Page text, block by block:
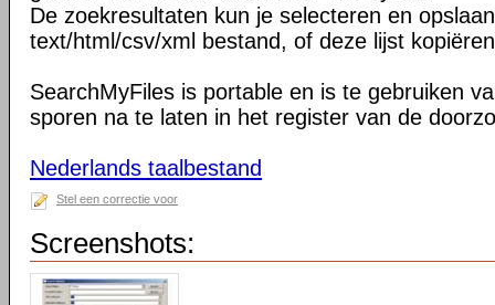
De zoekresultaten kun je selecteren en
text/html/csv/xml bestand, of deze lijst
SearchMyFiles is portable en is te gebruiken
sporen na te laten in het register van de
Nederlands taalbestand
Stel een correctie voor
Screenshots: